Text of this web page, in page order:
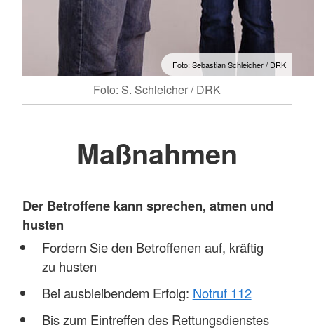
Foto: Sebastian Schleicher / DRK
Foto: S. Schleicher / DRK
Maßnahmen
Der Betroffene kann sprechen, atmen und
husten
Fordern Sie den Betroffenen auf, kräftig
zu husten
Bei ausbleibendem Erfolg: Notruf 112
Bis zum Eintreffen des Rettungsdienstes